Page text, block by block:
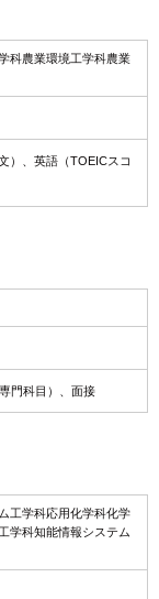
科農業環境工学科農業
）、英語（TOEICスコ
門科目）、面接
工学科応用化学科化学
学科知能情報システム